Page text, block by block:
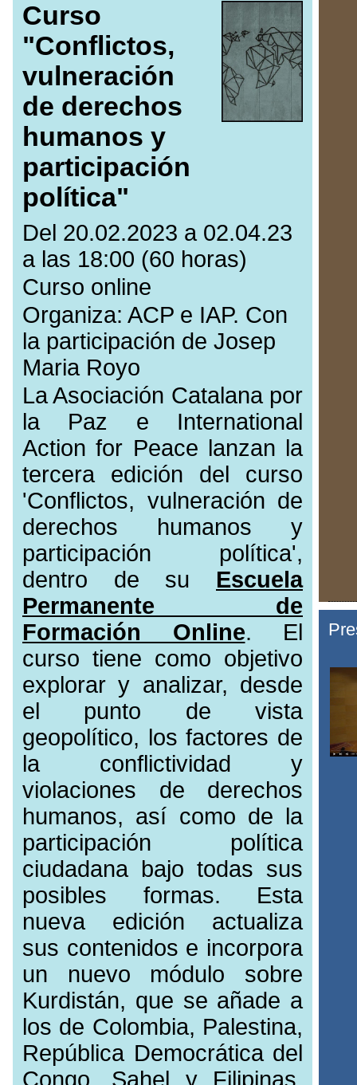
Curso
"Conflictos,
vulneración
de derechos
humanos y
participación
política"
Del 20.02.2023 a 02.04.23
a las 18:00 (60 horas)
Curso online
Organiza: ACP e IAP. Con
la participación de Josep
Maria Royo
La Asociación Catalana por
la Paz e International
Action for Peace lanzan la
tercera edición del curso
'Conflictos, vulneración de
derechos humanos y
participación política',
dentro de su Escuela
Permanente de
Formación Online. El
curso tiene como objetivo
explorar y analizar, desde
el punto de vista
geopolítico, los factores de
la conflictividad y
violaciones de derechos
humanos, así como de la
participación política
ciudadana bajo todas sus
posibles formas. Esta
nueva edición actualiza
sus contenidos e incorpora
un nuevo módulo sobre
Kurdistán, que se añade a
los de Colombia, Palestina,
República Democrática del
Congo, Sahel y Filipinas.